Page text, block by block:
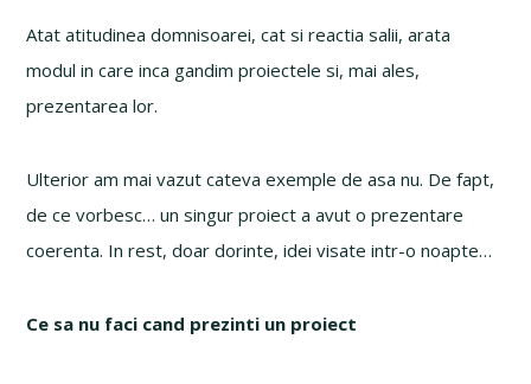
Atat atitudinea domnisoarei, cat si reactia salii, arata
modul in care inca gandim proiectele si, mai ales,
prezentarea lor.
Ulterior am mai vazut cateva exemple de asa nu. De fapt,
de ce vorbesc… un singur proiect a avut o prezentare
coerenta. In rest, doar dorinte, idei visate intr-o noapte…
Ce sa nu faci cand prezinti un proiect